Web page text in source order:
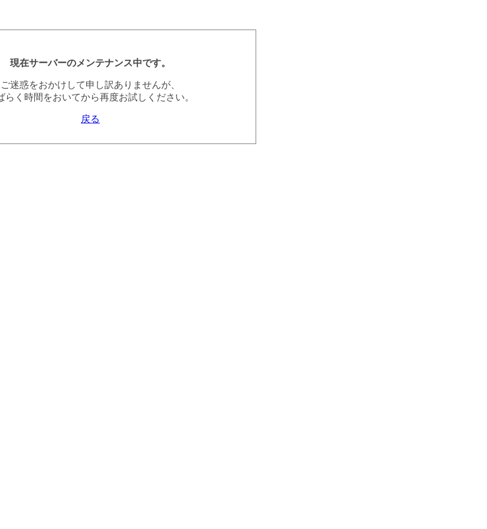
現在サーバーのメンテナンス中です。
ご迷惑をおかけして申し訳ありませんが、
らく時間をおいてから再度お試しください。
戻る